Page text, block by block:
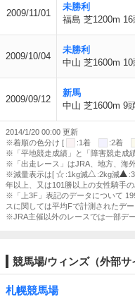
2009/11/01
未勝利
福島 芝1200m 16
2009/10/04
未勝利
中山 芝1600m 10
2009/09/12
新馬
中山 芝1600m 9
2014/1/20 00:00 更新
※着順の色分け [
:1着 :2着
※「平地競走成績」と「障害競走成
※「出走レース」はJRA、地方、海
※減量表示は[
:1kg減 :2kg減
年以上、又は101勝以上の女性騎手の
※「上3F」表記のデータについて
スに関しては平均Fで計測されたデー
※JRA主催以外のレースでは一部デ
競馬場/ウィンズ（外部サ
札幌競馬場